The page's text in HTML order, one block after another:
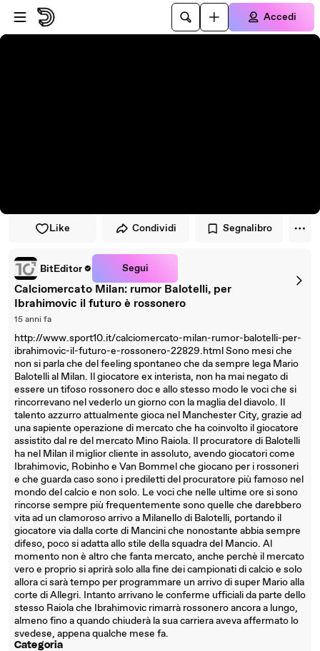
Vai al lettore
Passa al contenuto principale
Accedi
Like Condividi Segnalibro
BitEditor Segui
Calciomercato Milan: rumor Balotelli, per
Ibrahimovic il futuro è rossonero
15 anni fa
http://www.sport10.it/calciomercato-milan-rumor-balotelli-per-
ibrahimovic-il-futuro-e-rossonero-22829.html Sono mesi che
non si parla che del feeling spontaneo che da sempre lega Mario
Balotelli al Milan. Il giocatore ex interista, non ha mai negato di
essere un tifoso rossonero doc e allo stesso modo le voci che si
rincorrevano nel vederlo un giorno con la maglia del diavolo. Il
talento azzurro attualmente gioca nel Manchester City, grazie ad
una sapiente operazione di mercato che ha coinvolto il giocatore
assistito dal re del mercato Mino Raiola. Il procuratore di Balotelli
ha nel Milan il miglior cliente in assoluto, avendo giocatori come
Ibrahimovic, Robinho e Van Bommel che giocano per i rossoneri
e che guarda caso sono i prediletti del procuratore più famoso nel
mondo del calcio e non solo. Le voci che nelle ultime ore si sono
rincorse sempre più frequentemente sono quelle che darebbero
vita ad un clamoroso arrivo a Milanello di Balotelli, portando il
giocatore via dalla corte di Mancini che nonostante abbia sempre
difeso, poco si adatta allo stile della squadra del Mancio. Al
momento non è altro che fanta mercato, anche perchè il mercato
vero e proprio si aprirà solo alla fine dei campionati di calcio e solo
allora ci sarà tempo per programmare un arrivo di super Mario alla
corte di Allegri. Intanto arrivano le conferme ufficiali da parte dello
stesso Raiola che Ibrahimovic rimarrà rossonero ancora a lungo,
almeno fino a quando chiuderà la sua carriera aveva affermato lo
svedese, appena qualche mese fa.
Categoria